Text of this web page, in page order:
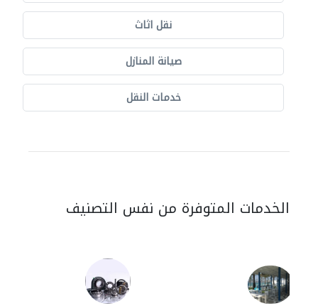
نقل اثاث
صيانة المنازل
خدمات النقل
الخدمات المتوفرة من نفس التصنيف